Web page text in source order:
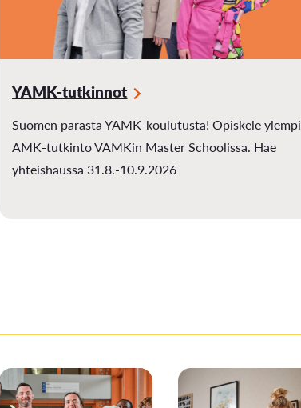
YAMK-tutkinnot
Suomen parasta YAMK-koulutusta! Opiskele ylempi
AMK-tutkinto VAMKin Master Schoolissa. Hae
yhteishaussa 31.8.-10.9.2026